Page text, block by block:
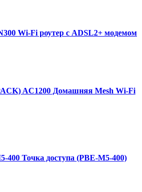
Wi-Fi роутер с ADSL2+ модемом
AC1200 Домашняя Mesh Wi-Fi
400 Точка доступа (PBE-M5-400)